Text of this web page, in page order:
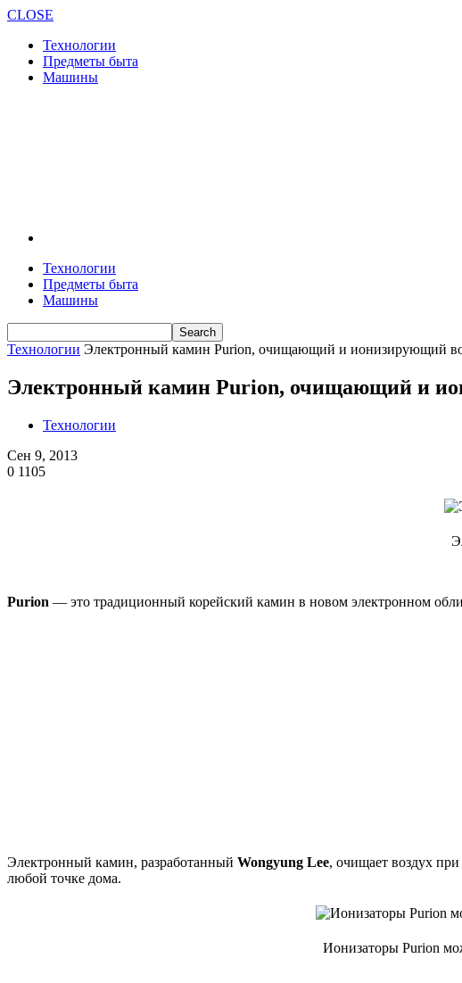
CLOSE
Технологии
Предметы быта
Машины
Технологии
Предметы быта
Машины
Технологии Электронный камин Purion, очищающий и ионизирующий
Электронный камин Purion, очищающий и
Технологии
Сен 9, 2013
0 1105
Purion — это традиционный корейский камин в новом электронном
Электронный камин, разработанный Wongyung Lee, очищает воздух
любой точке дома.
Ионизаторы Purion